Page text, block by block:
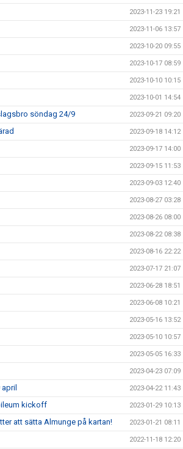
2023-11-23 19:21
2023-11-06 13:57
2023-10-20 09:55
2023-10-17 08:59
2023-10-10 10:15
2023-10-01 14:54
söndag 24/9 2023-09-21 09:20
2023-09-18 14:12
2023-09-17 14:00
2023-09-15 11:53
2023-09-03 12:40
2023-08-27 03:28
2023-08-26 08:00
2023-08-22 08:38
2023-08-16 22:22
2023-07-17 21:07
2023-06-28 18:51
2023-06-08 10:21
2023-05-16 13:52
2023-05-10 10:57
2023-05-05 16:33
2023-04-23 07:09
2023-04-22 11:43
kickoff 2023-01-29 10:13
att sätta Almunge på kartan! 2023-01-21 08:11
2022-11-18 12:20